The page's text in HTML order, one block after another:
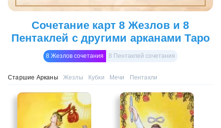
Сочетание карт 8 Жезлов и 8
Пентаклей с другими арканами Таро
8 Жезлов сочетания 8 Пентаклей сочетания
Старшие Арканы Жезлы Кубки Мечи Пентакли